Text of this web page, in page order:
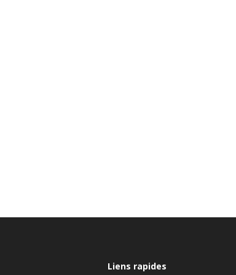
Liens rapides